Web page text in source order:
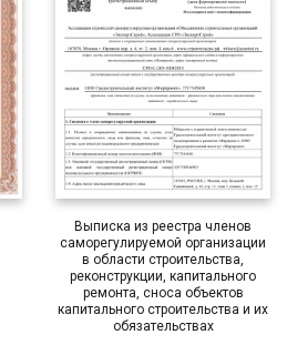
Выписка из реестра членов
саморегулируемой организации
в области строительства,
реконструкции, капитального
ремонта, сноса объектов
капитального строительства и их
обязательствах